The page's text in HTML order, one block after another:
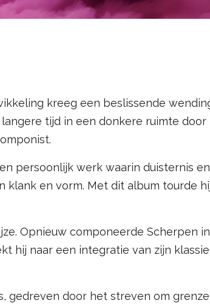
kreeg een beslissende
tijd in een donkere ruimte
persoonlijk werk waarin duisternis
en vorm. Met dit album tourde
Opnieuw componeerde Scherpen
hij naar een integratie van zijn
gedreven door het streven om